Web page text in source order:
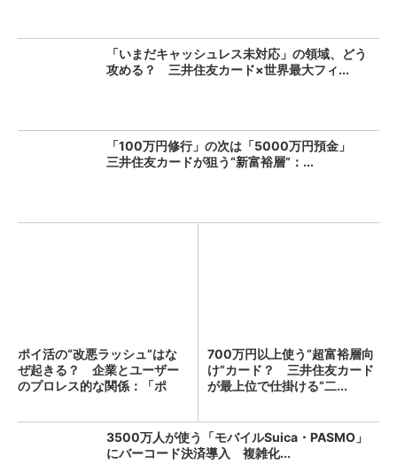
「いまだキャッシュレス未対応」の領域、どう
攻める？ 三井住友カード×世界最大フィ...
「100万円修行」の次は「5000万円預金」
三井住友カードが狙う“新富裕層”：...
ポイ活の“改悪ラッシュ”はな
ぜ起きる？ 企業とユーザー
のプロレス的な関係：「ポ
700万円以上使う“超富裕層向
け”カード？ 三井住友カード
が最上位で仕掛ける“二...
3500万人が使う「モバイルSuica・PASMO」
にバーコード決済導入 複雑化...